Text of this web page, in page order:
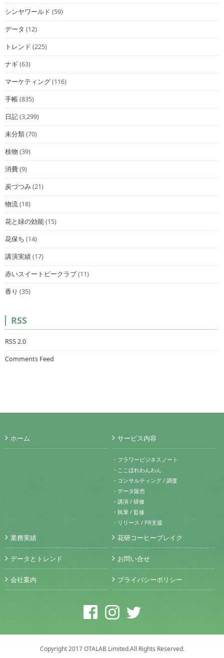
シンヤワールド (59)
データ (12)
トレンド (225)
ナギ(63)
マーケティング(116)
手帳(835)
日記(3,299)
未分類(70)
枝物 (39)
消費(9)
炭づつみ(21)
物流(18)
花と緑の効能(15)
花保ち (14)
講演実績(17)
赤いスイートピークラブ(11)
香り (35)
RSS
RSS 2.0
Comments Feed
ホーム サービス内容
・フラワービジネスノート
・ここほれわんわん
・コンサルティング / 調査
・データ販売
・講演 / 研修
・執筆 / 監修
・リリース / PR支援
業務実績
データとトレンド
会社案内
花研コーヒーブレイク
お問い合せ
プライバシーポリシー
Copyright 2017 OTALAB Limited.All Rights Reserved.